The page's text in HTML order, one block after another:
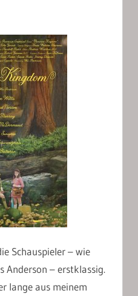
Schauspieler – wie
Anderson – erstklassig.
lange aus meinem